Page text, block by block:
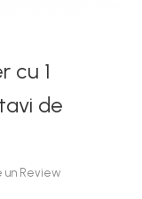
cu 1
de
un Review